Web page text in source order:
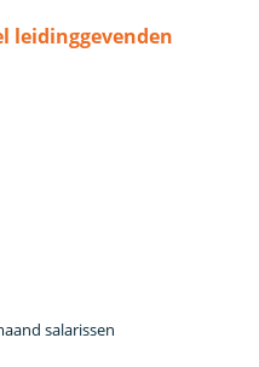
leidinggevenden
salarissen